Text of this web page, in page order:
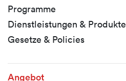
Programme
Dienstleistungen & Produkte
Gesetze & Policies
Angebot